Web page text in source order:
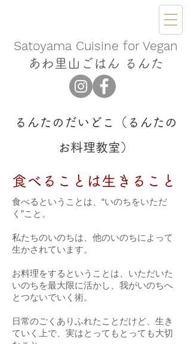
​Satoyama Cuisine for Vegan
あわ里山ごはん るんた
​るんたのだいどこ（るんたの
お料理教室）
食べることは生きること
食べるということは、“いのちをいただ
く”こと。
私たちのいのちは、他のいのちによって
生かされています。
お料理をするということは、いただいた
いのちを最大限に活かし、我がいのちへ
とつないでいく術。
日常のごくありふれたことだけど、生き
ていく上で、実はとってもとっても大切